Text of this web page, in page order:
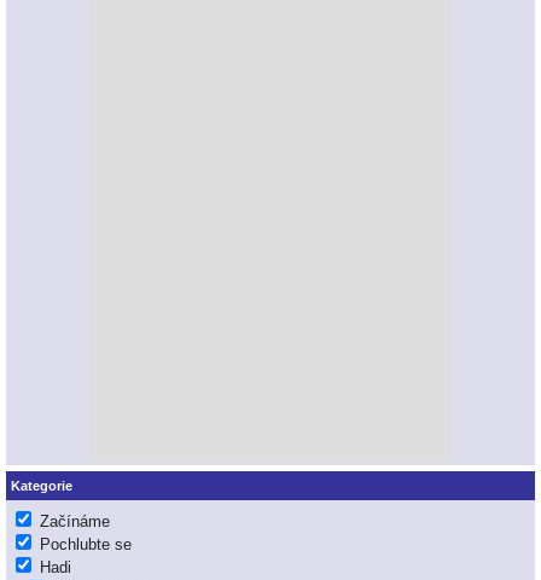
Kategorie
Začínáme
Pochlubte se
Hadi